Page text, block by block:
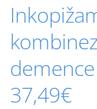
37,49€